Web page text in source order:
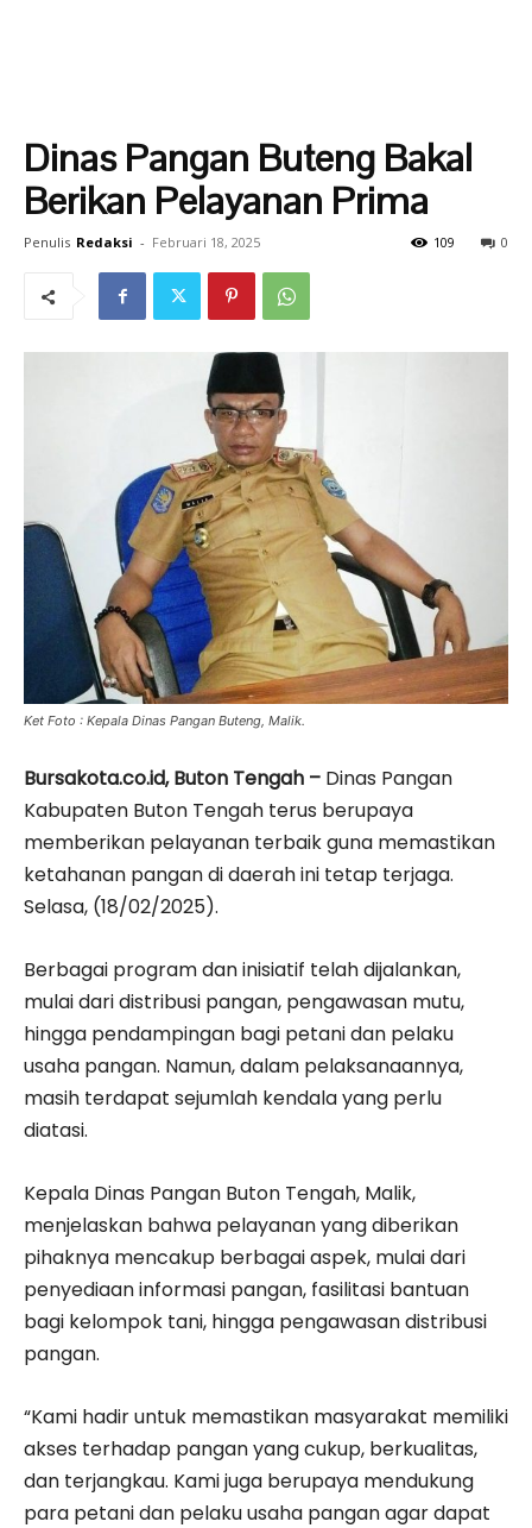
Dinas Pangan Buteng Bakal
Berikan Pelayanan Prima
Penulis Redaksi - Februari 18, 2025 0
109
Ket Foto : Kepala Dinas Pangan Buteng, Malik.
Bursakota.co.id, Buton Tengah – Dinas Pangan
Kabupaten Buton Tengah terus berupaya
memberikan pelayanan terbaik guna memastikan
ketahanan pangan di daerah ini tetap terjaga.
Selasa, (18/02/2025).
Berbagai program dan inisiatif telah dijalankan,
mulai dari distribusi pangan, pengawasan mutu,
hingga pendampingan bagi petani dan pelaku
usaha pangan. Namun, dalam pelaksanaannya,
masih terdapat sejumlah kendala yang perlu
diatasi.
Kepala Dinas Pangan Buton Tengah, Malik,
menjelaskan bahwa pelayanan yang diberikan
pihaknya mencakup berbagai aspek, mulai dari
penyediaan informasi pangan, fasilitasi bantuan
bagi kelompok tani, hingga pengawasan distribusi
pangan.
“Kami hadir untuk memastikan masyarakat memiliki
akses terhadap pangan yang cukup, berkualitas,
dan terjangkau. Kami juga berupaya mendukung
para petani dan pelaku usaha pangan agar dapat